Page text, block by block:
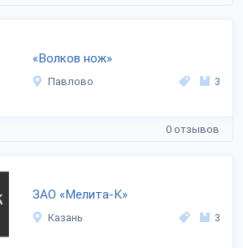
«Волков нож»
Павлово 3
0 отзывов
ЗАО «Мелита-К»
Казань 3